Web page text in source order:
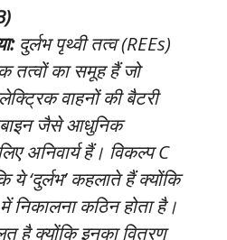
दुर्लभ पृथ्वी तत्व (REEs)
तत्वों का समूह हैं जो
वाहनों की बैटरी
जैसे आधुनिक
अनिवार्य हैं। विकल्प C
ये ‘दुर्लभ’ कहलाते हैं क्योंकि
निकालना कठिन होता है।
है क्योंकि इनका वितरण